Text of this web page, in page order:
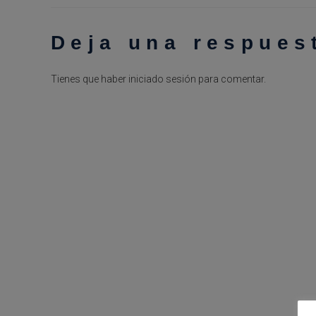
Deja una
Tienes que haber iniciado sesión para comentar.